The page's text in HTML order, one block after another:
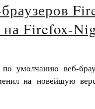
на Firefox-
умолчанию веб-
на новейшую